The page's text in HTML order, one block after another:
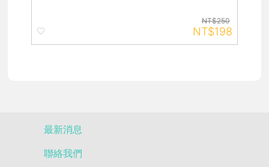
NT$250
NT$198
最新消息
聯絡我們